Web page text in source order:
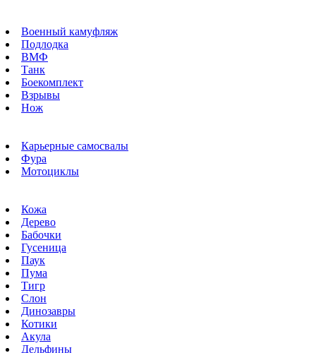
Военный камуфляж
Подлодка
ВМФ
Танк
Боекомплект
Взрывы
Нож
Карьерные самосвалы
Фура
Мотоциклы
Кожа
Дерево
Бабочки
Гусеница
Паук
Пума
Тигр
Слон
Динозавры
Котики
Акула
Дельфины